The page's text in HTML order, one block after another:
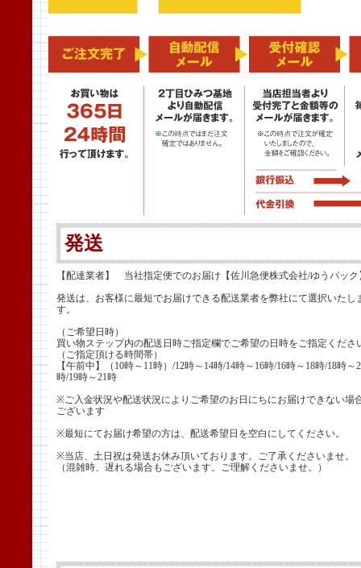
発送
【配達業者】 当社指定便でのお届け【佐川急便株式会社/ゆうパック
発送は、お客様に最短でお届けできる配送業者を弊社にて選択いたし
す。
（ご希望日時）
買い物ステップ内の配送日時ご指定欄でご希望の日時をご指定くださ
（ご指定頂ける時間帯）
【午前中】（10時～11時）/12時～14時/14時～16時/16時～18時/18時～
時/19時～21時
※ご入金状況や配送状況によりご希望のお日にちにお届けできない場
ございます
※最短にてお届け希望の方は、配送希望日を空白にしてください。
※当店、土日祝は発送お休み頂いております。ご了承くださいませ。
（混雑時、遅れる場合もございます。ご理解くださいませ。）